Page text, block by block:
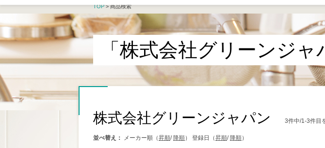
TOP> 商品検索
「株式会社グリーンジ
株式会社グリーンジャパン 3件中/1-3件目
並べ替え： メーカー順（昇順/ 降順） 登録日（昇順/ 降順）